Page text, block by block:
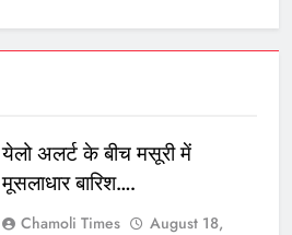
येलो अलर्ट के बीच मसूरी में
मूसलाधार बारिश….
Chamoli Times
August 18,